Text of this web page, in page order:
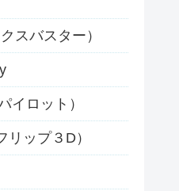
スバスター）
イロット）
ップ３D）